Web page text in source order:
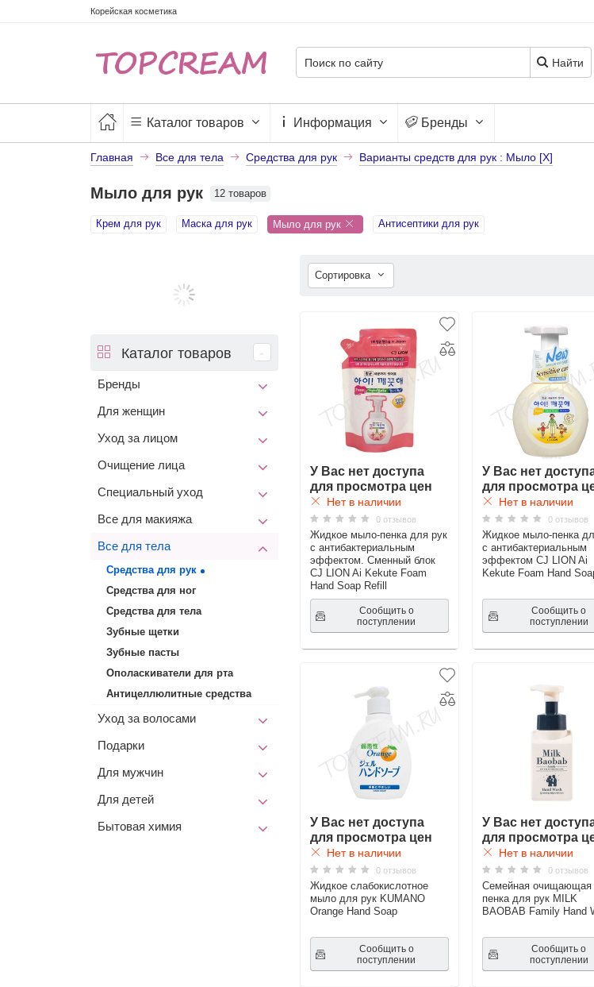
Корейская косметика
Найти
Каталог товаров Информация Бренды
Главная Все для тела Средства для рук Варианты средств для рук : Мыло [X]
Мыло для рук 12 товаров
Крем для рук Маска для рук Мыло для рук Антисептики для рук
Сортировка
У Вас нет доступа
для просмотра цен
Нет в наличии
0 отзывов
Жидкое мыло-пенка для рук
с антибактериальным
эффектом. Сменный блок
CJ LION Ai Kekute Foam
Hand Soap Refill
Сообщить о
поступлении
У Вас нет
для просмотра
Нет в наличии
0 отзывов
Жидкое мыло-пенка
с антибактериальным
эффектом CJ LION Ai
Kekute Foam Hand
Сообщить о
поступлении
У Вас нет доступа
для просмотра цен
Нет в наличии
0 отзывов
Жидкое слабокислотное
мыло для рук KUMANO
Orange Hand Soap
Сообщить о
поступлении
У Вас нет
для просмотра
Нет в наличии
0 отзывов
Семейная очищающая
пенка для рук MILK
BAOBAB Family Hand
Сообщить о
поступлении
Каталог товаров
Бренды
Для женщин
Уход за лицом
Очищение лица
Специальный уход
Все для макияжа
Все для тела
Средства для рук
Средства для ног
Средства для тела
Зубные щетки
Зубные пасты
Ополаскиватели для рта
Антицеллюлитные средства
Уход за волосами
Подарки
Для мужчин
Для детей
Бытовая химия